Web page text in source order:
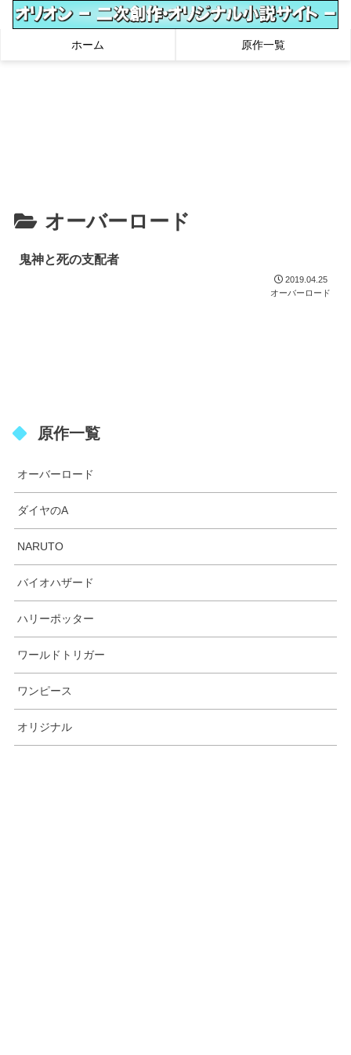
ホーム 原作一覧
オーバーロード
鬼神と死の支配者
2019.04.25
オーバーロード
原作一覧
オーバーロード
ダイヤのA
NARUTO
バイオハザード
ハリーポッター
ワールドトリガー
ワンピース
オリジナル